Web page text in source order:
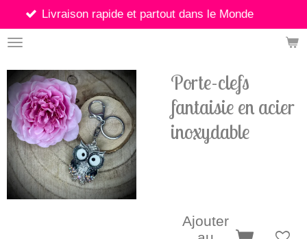
Passer
au
contenu
rapide et partout dans le Monde
Porte-clefs
fantaisie en acier
inoxydable
Ajouter